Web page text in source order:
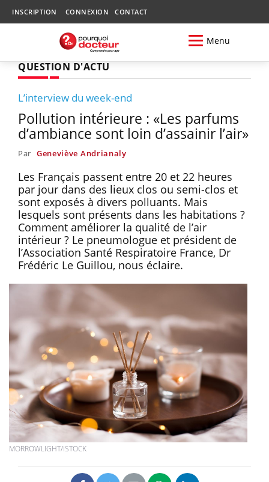
INSCRIPTION CONNEXION CONTACT
Menu
QUESTION D'ACTU
L’interview du week-end
Pollution intérieure : «Les parfums
d’ambiance sont loin d’assainir l’air»
Par Geneviève Andrianaly
Les Français passent entre 20 et 22 heures
par jour dans des lieux clos ou semi-clos et
sont exposés à divers polluants. Mais
lesquels sont présents dans les habitations ?
Comment améliorer la qualité de l’air
intérieur ? Le pneumologue et président de
l’Association Santé Respiratoire France, Dr
Frédéric Le Guillou, nous éclaire.
MORROWLIGHT/ISTOCK